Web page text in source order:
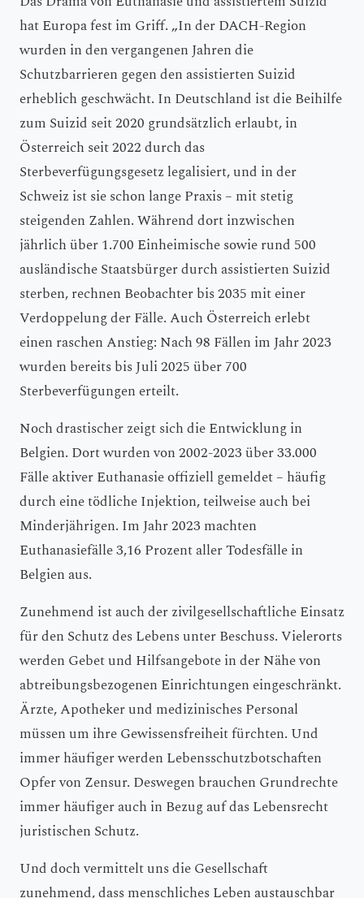
hat Europa fest im Griff. „In der DACH-Region
wurden in den vergangenen Jahren die
Schutzbarrieren gegen den assistierten Suizid
erheblich geschwächt. In Deutschland ist die Beihilfe
zum Suizid seit 2020 grundsätzlich erlaubt, in
Österreich seit 2022 durch das
Sterbeverfügungsgesetz legalisiert, und in der
Schweiz ist sie schon lange Praxis – mit stetig
steigenden Zahlen. Während dort inzwischen
jährlich über 1.700 Einheimische sowie rund 500
ausländische Staatsbürger durch assistierten Suizid
sterben, rechnen Beobachter bis 2035 mit einer
Verdoppelung der Fälle. Auch Österreich erlebt
einen raschen Anstieg: Nach 98 Fällen im Jahr 2023
wurden bereits bis Juli 2025 über 700
Sterbeverfügungen erteilt.
Noch drastischer zeigt sich die Entwicklung in
Belgien. Dort wurden von 2002-2023 über 33.000
Fälle aktiver Euthanasie offiziell gemeldet – häufig
durch eine tödliche Injektion, teilweise auch bei
Minderjährigen. Im Jahr 2023 machten
Euthanasiefälle 3,16 Prozent aller Todesfälle in
Belgien aus.
Zunehmend ist auch der zivilgesellschaftliche Einsatz
für den Schutz des Lebens unter Beschuss. Vielerorts
werden Gebet und Hilfsangebote in der Nähe von
abtreibungsbezogenen Einrichtungen eingeschränkt.
Ärzte, Apotheker und medizinisches Personal
müssen um ihre Gewissensfreiheit fürchten. Und
immer häufiger werden Lebensschutzbotschaften
Opfer von Zensur. Deswegen brauchen Grundrechte
immer häufiger auch in Bezug auf das Lebensrecht
juristischen Schutz.
Und doch vermittelt uns die Gesellschaft
zunehmend, dass menschliches Leben austauschbar